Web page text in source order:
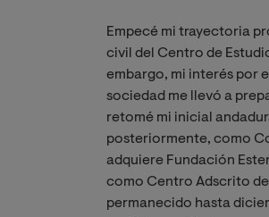
Empecé mi trayectoria
civil del Centro de
embargo, mi interés por
sociedad me llevó a
retomé mi inicial
posteriormente, como
adquiere Fundación
como Centro Adscrito de
permanecido hasta